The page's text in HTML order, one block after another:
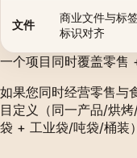
文件
商业文件与标
标识对齐
一个项目同时覆盖零售
如果您同时经营零售与
目定义（同一产品/烘
袋 + 工业袋/吨袋/桶装